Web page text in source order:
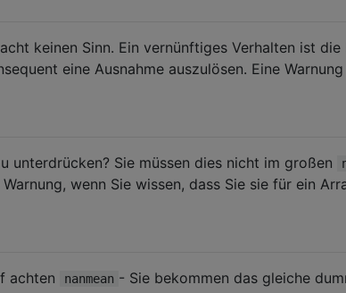
keinen Sinn. Ein vernünftiges Verhalten ist
eine Ausnahme auszulösen. Eine
unterdrücken? Sie müssen dies nicht im großen
wenn Sie wissen, dass Sie sie für ein
achten nanmean - Sie bekommen das gleiche